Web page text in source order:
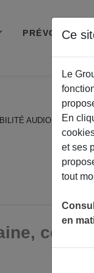
PRÉVOYANCE
AUDIO
ce
Ce
Le
En
et ses
tout
en